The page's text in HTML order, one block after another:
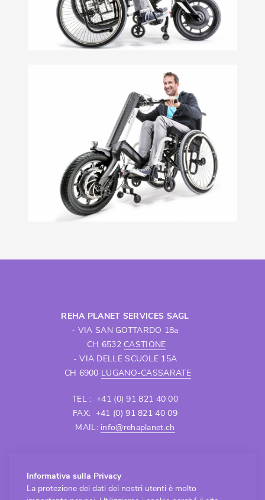
REHA PLANET SERVICES SAGL
- VIA SAN GOTTARDO 18a
CH 6532 CASTIONE
- VIA DELLE SCUOLE 15A
CH 6900 LUGANO-CASSARATE
TEL : +41 (0) 91 821 40 00
FAX: +41 (0) 91 821 40 09
MAIL: info@rehaplanet.ch
Lunedì - Venerdì
8.30 - 12.00 / 13.30 - 18.00
Informativa sulla Privacy
La protezione dei dati dei nostri utenti è molto